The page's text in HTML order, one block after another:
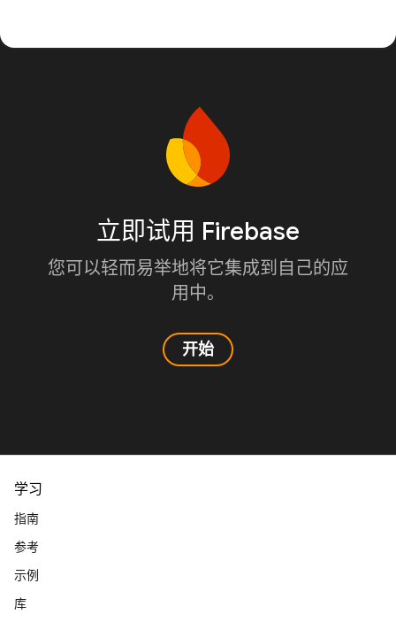
立即试用 Firebase
您可以轻而易举地将它集成到自己的应
用中。
开始
学习
指南
参考
示例
库